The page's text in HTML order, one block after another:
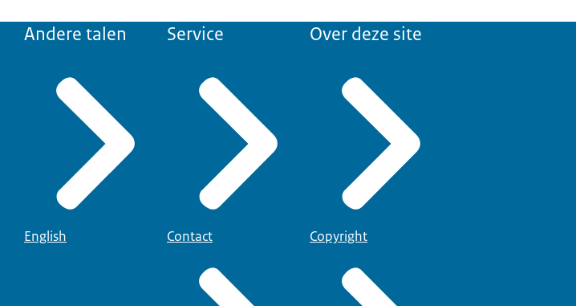
Andere talen
English
Service
Contact
Over deze site
Copyright